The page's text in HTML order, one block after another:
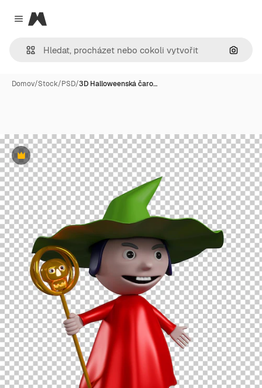
Close menu
Magnific
Hledat
Domov/Stock/PSD/3D Halloweenská čaro…
Premium